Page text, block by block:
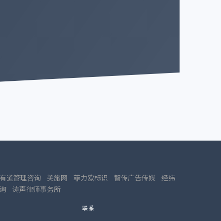
道管理咨询 美旅网 菲力欧标识 智传广告传媒
经纬
涛声律师事务所
联系